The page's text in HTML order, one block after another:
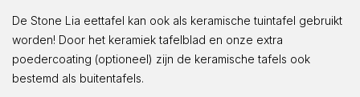
De Stone Lia eettafel kan ook als keramische tuintafel gebruikt
worden! Door het keramiek tafelblad en onze extra
poedercoating (optioneel) zijn de keramische tafels ook
bestemd als buitentafels.